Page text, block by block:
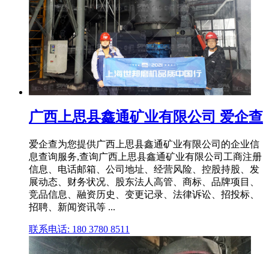
广西上思县鑫通矿业有限公司 爱企查
爱企查为您提供广西上思县鑫通矿业有限公司的企业信
息查询服务,查询广西上思县鑫通矿业有限公司工商注册
信息、电话邮箱、公司地址、经营风险、控股持股、发
展动态、财务状况、股东法人高管、商标、品牌项目、
竞品信息、融资历史、变更记录、法律诉讼、招投标、
招聘、新闻资讯等 ...
联系电话: 180 3780 8511